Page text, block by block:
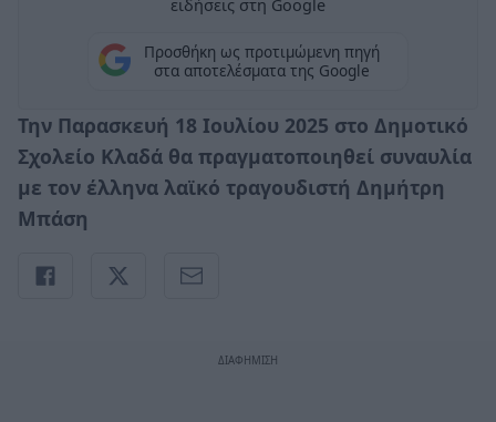
ειδήσεις στη Google
Προσθήκη ως προτιμώμενη πηγή
στα αποτελέσματα της Google
Την Παρασκευή 18 Ιουλίου 2025 στο Δημοτικό
Σχολείο Κλαδά θα πραγματοποιηθεί συναυλία
με τον έλληνα λαϊκό τραγουδιστή Δημήτρη
Μπάση